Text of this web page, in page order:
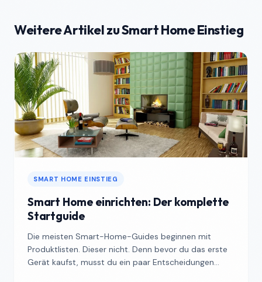
Weitere Artikel zu Smart Home Einstieg
SMART HOME EINSTIEG
Smart Home einrichten: Der komplette
Startguide
Die meisten Smart-Home-Guides beginnen mit
Produktlisten. Dieser nicht. Denn bevor du das erste
Gerät kaufst, musst du ein paar Entscheidungen